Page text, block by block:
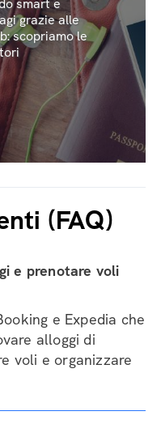
smart e
grazie alle
scopriamo le
(FAQ)
e prenotare voli
e Expedia che
alloggi di
voli e organizzare